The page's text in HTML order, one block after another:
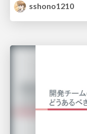
sshono1210